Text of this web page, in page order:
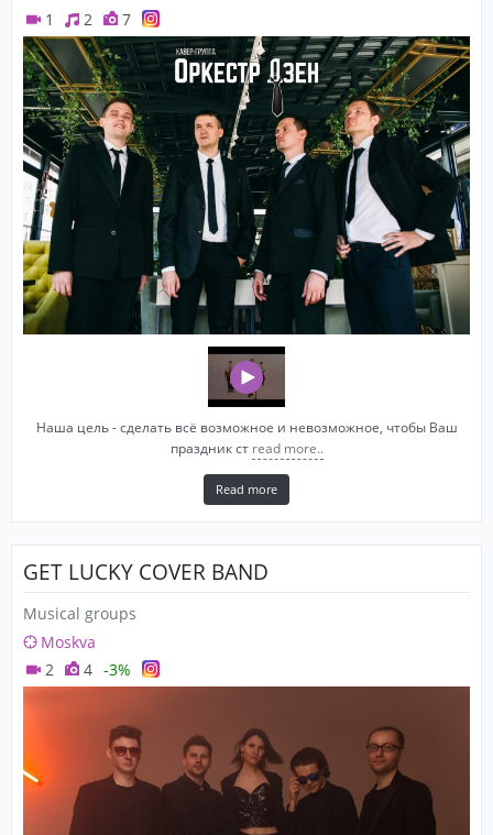
1
2 7
Наша цель - сделать всё возможное и невозможное, чтобы Ваш
праздник ст read more..
Read more
GET LUCKY COVER BAND
Musical groups
Moskva
2
4 -3%